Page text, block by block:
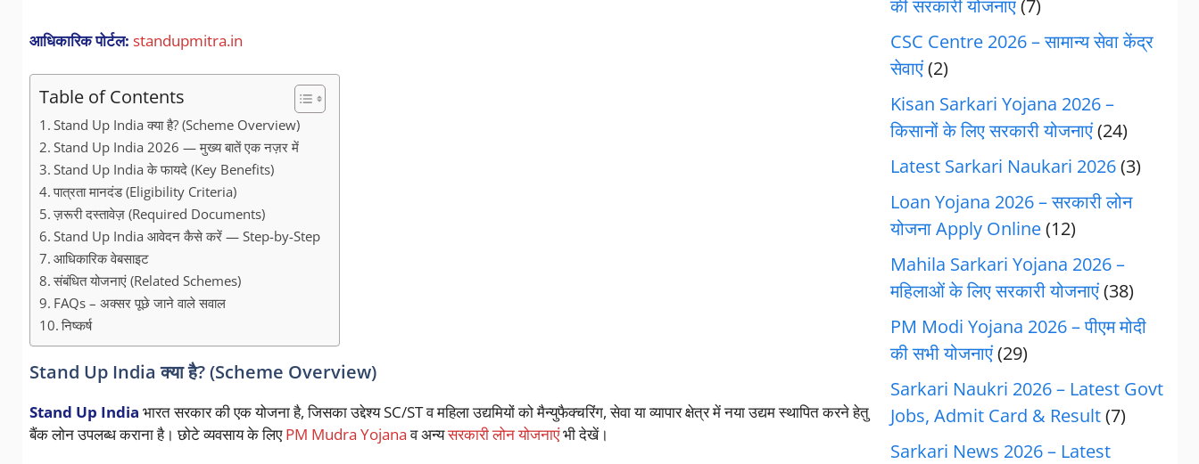
आधिकारिक पोर्टल: standupmitra.in
Table of Contents
Stand Up India क्या है? (Scheme Overview)
Stand Up India 2026 — मुख्य बातें एक नज़र में
Stand Up India के फायदे (Key Benefits)
पात्रता मानदंड (Eligibility Criteria)
ज़रूरी दस्तावेज़ (Required Documents)
Stand Up India आवेदन कैसे करें — Step-by-Step
आधिकारिक वेबसाइट
संबंधित योजनाएं (Related Schemes)
FAQs – अक्सर पूछे जाने वाले सवाल
निष्कर्ष
Stand Up India क्या है? (Scheme Overview)
Stand Up India भारत सरकार की एक योजना है, जिसका उद्देश्य SC/ST व महिला उद्यमियों को मैन्युफैक्चरिंग, सेवा या व्यापार क्षेत्र में नया उद्यम स्थापित करने हेतु
बैंक लोन उपलब्ध कराना है। छोटे व्यवसाय के लिएPM Mudra Yojanaव अन्यसरकारी लोन योजनाएंभी देखें।
की सरकारी योजनाएं(7)
CSC Centre 2026 – सामान्य सेवा केंद्र
सेवाएं(2)
Kisan Sarkari Yojana 2026 –
किसानों के लिए सरकारी योजनाएं(24)
Latest Sarkari Naukari 2026(3)
Loan Yojana 2026 – सरकारी लोन
योजना Apply Online(12)
Mahila Sarkari Yojana 2026 –
महिलाओं के लिए सरकारी योजनाएं(38)
PM Modi Yojana 2026 – पीएम मोदी
की सभी योजनाएं(29)
Sarkari Naukri 2026 – Latest Govt
Jobs, Admit Card & Result(7)
Sarkari News 2026 – Latest